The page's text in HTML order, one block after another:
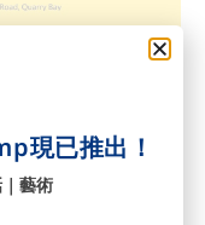
現已推出！
藝術